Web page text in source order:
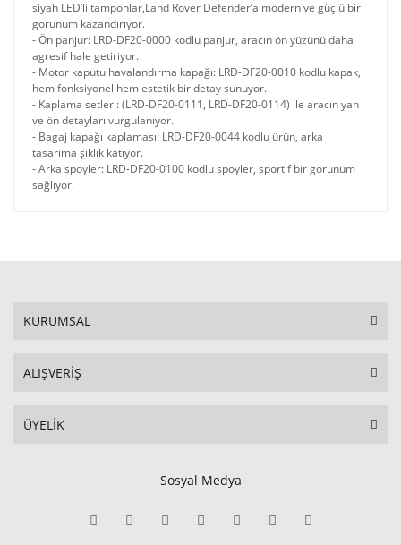
siyah LED’li tamponlar,Land Rover Defender’a modern ve güçlü bir
görünüm kazandırıyor.
- Ön panjur: LRD-DF20-0000 kodlu panjur, aracın ön yüzünü daha
agresif hale getiriyor.
- Motor kaputu havalandırma kapağı: LRD-DF20-0010 kodlu kapak,
hem fonksiyonel hem estetik bir detay sunuyor.
- Kaplama setleri: (LRD-DF20-0111, LRD-DF20-0114) ile aracın yan
ve ön detayları vurgulanıyor.
- Bagaj kapağı kaplaması: LRD-DF20-0044 kodlu ürün, arka
tasarıma şıklık katıyor.
- Arka spoyler: LRD-DF20-0100 kodlu spoyler, sportif bir görünüm
sağlıyor.
KURUMSAL
ALIŞVERİŞ
ÜYELİK
Sosyal Medya